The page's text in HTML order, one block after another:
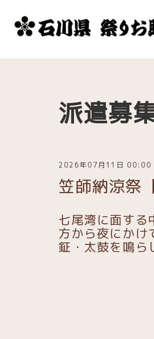
派遣募
2026年07月11日 00:00
笠師納涼祭
七尾湾に面する
方から夜にかけ
鉦・太鼓を鳴ら